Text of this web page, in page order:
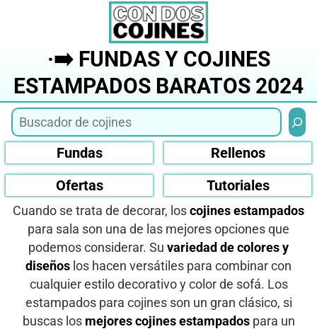
·➡️ FUNDAS Y COJINES
ESTAMPADOS BARATOS 2024
Fundas
Rellenos
Ofertas
Tutoriales
Cuando se trata de decorar, los cojines estampados
para sala son una de las mejores opciones que
podemos considerar. Su variedad de colores y
diseños los hacen versátiles para combinar con
cualquier estilo decorativo y color de sofá. Los
estampados para cojines son un gran clásico, si
buscas los mejores cojines estampadospara un